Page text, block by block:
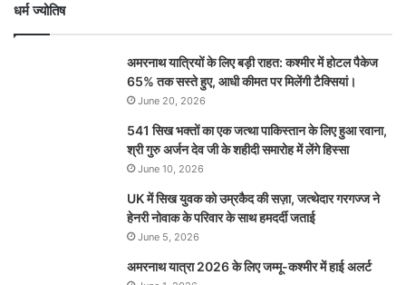
धर्म ज्योतिष
अमरनाथ यात्रियों के लिए बड़ी राहत: कश्मीर में होटल पैकेज
65% तक सस्ते हुए, आधी कीमत पर मिलेंगी टैक्सियां।
June 20, 2026
541 सिख भक्तों का एक जत्था पाकिस्तान के लिए हुआ रवाना,
श्री गुरु अर्जन देव जी के शहीदी समारोह में लेंगे हिस्सा
June 10, 2026
UK में सिख युवक को उम्रकैद की सज़ा, जत्थेदार गरगज्ज ने
हेनरी नोवाक के परिवार के साथ हमदर्दी जताई
June 5, 2026
अमरनाथ यात्रा 2026 के लिए जम्मू-कश्मीर में हाई अलर्ट